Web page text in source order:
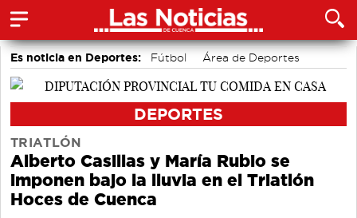
Es noticia en Deportes: Fútbol
Área de Deportes
Bádminton
Bolos conquenses
DEPORTES
TRIATLÓN
Alberto Casillas y María Rubio se
imponen bajo la lluvia en el Triatlón
Hoces de Cuenca